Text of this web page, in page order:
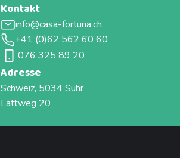
Kontakt
info@casa-fortuna.ch
+41 (0)62 562 60 60
076 325 89 20
Adresse
Schweiz, 5034 Suhr
Lättweg 20